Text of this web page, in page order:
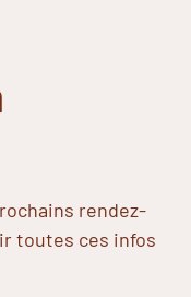
rendez-
toutes ces infos